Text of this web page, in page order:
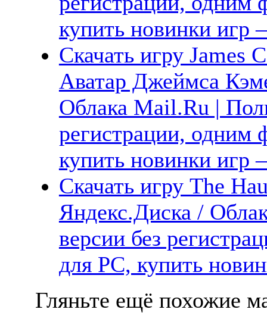
купить новинки
Скачать игру James
Аватар Джеймса
Облака Mail.Ru |
регистрации, одним
купить новинки
Скачать игру The
Яндекс.Диска /
версии без
для PC, купить
Гляньте ещё похожие